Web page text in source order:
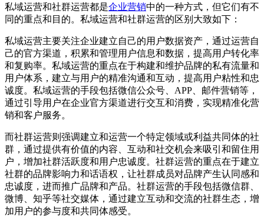
私域运营和社群运营都是企业营销中的一种方式，但它们有不
同的重点和目的。私域运营和社群运营的区别大致如下：
私域运营主要关注企业建立自己的用户数据资产，通过运营自
己的官方渠道，积累和管理用户信息和数据，提高用户转化率
和复购率。私域运营的重点在于构建和维护品牌的私有流量和
用户体系，建立与用户的精准沟通和互动，提高用户粘性和忠
诚度。私域运营的手段包括微信公众号、APP、邮件营销等，
通过引导用户在企业官方渠道进行交互和消费，实现精准化营
销和客户服务。
而社群运营则强调建立和运营一个特定领域或利益共同体的社
群，通过提供有价值的内容、互动和社交机会来吸引和留住用
户，增加社群活跃度和用户忠诚度。社群运营的重点在于建立
社群的品牌影响力和话语权，让社群成员对品牌产生认同感和
忠诚度，进而推广品牌和产品。社群运营的手段包括微信群、
微博、知乎等社交媒体，通过建立互动和交流的社群生态，增
加用户的参与度和共同体感受。